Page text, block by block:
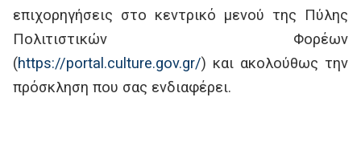
επιχορηγήσεις στο κεντρικό μενού της Πύλης
Πολιτιστικών Φορέων
(https://portal.culture.gov.gr/) και ακολούθως την
πρόσκληση που σας ενδιαφέρει.